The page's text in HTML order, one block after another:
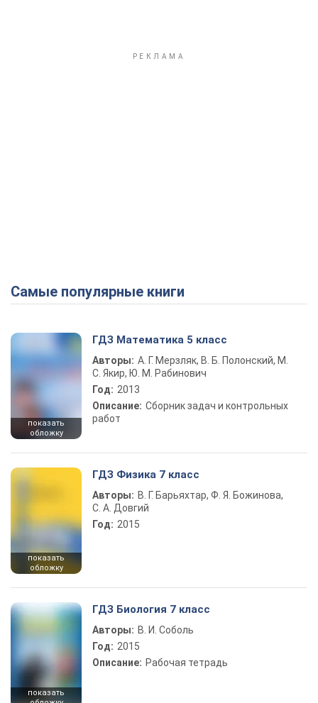
Самые популярные книги
показать
обложку
ГДЗ Математика 5 класс
Авторы: А. Г. Мерзляк, В. Б. Полонский, М.
С. Якир, Ю. М. Рабинович
Год: 2013
Описание: Сборник задач и контрольных
работ
показать
обложку
ГДЗ Физика 7 класс
Авторы: В. Г. Барьяхтар, Ф. Я. Божинова,
С. А. Довгий
Год: 2015
показать
ГДЗ Биология 7 класс
Авторы: В. И. Соболь
Год: 2015
Описание: Рабочая тетрадь